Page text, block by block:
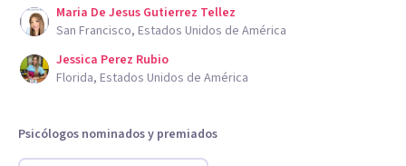
Maria De Jesus Gutierrez Tellez
San Francisco, Estados Unidos de América
Jessica Perez Rubio
Florida, Estados Unidos de América
Psicólogos nominados y premiados